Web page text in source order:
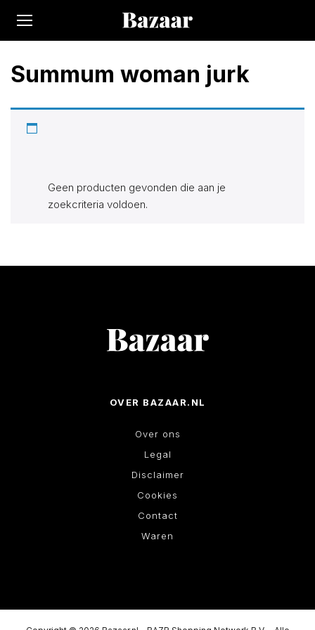
Summum woman jurk
Alle actuele items in de categorie “Summum Woman jurk”.
Geen producten gevonden die aan je
zoekcriteria voldoen.
OVER BAZAAR.NL
Over ons
Legal
Disclaimer
Cookies
Contact
Waren